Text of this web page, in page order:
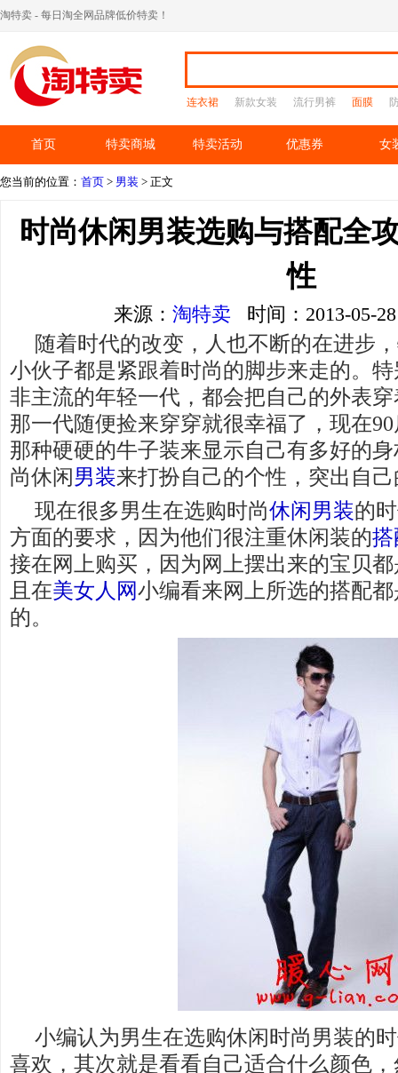
淘特卖 - 每日淘全网品牌低价特卖！
连衣裙 新款女装 流行男裤 面膜
首页 特卖商城 特卖活动 优惠券 女
您当前的位置： 首页 > 男装 > 正文
时尚休闲男装选购与搭配全
性
来源： 淘特卖 时间：2013-05-
随着时代的改变，人也不断的在进步
小伙子都是紧跟着时尚的脚步来走的。
非主流的年轻一代，都会把自己的外表
那一代随便捡来穿穿就很幸福了，现在
那种硬硬的牛子装来显示自己有多好的
尚休闲男装来打扮自己的个性，突出自
现在很多男生在选购时尚休闲男装的
方面的要求，因为他们很注重休闲装的搭
接在网上购买，因为网上摆出来的宝贝
且在美女人网小编看来网上所选的搭配
的。
小编认为男生在选购休闲时尚男装的
喜欢，其次就是看看自己适合什么颜色